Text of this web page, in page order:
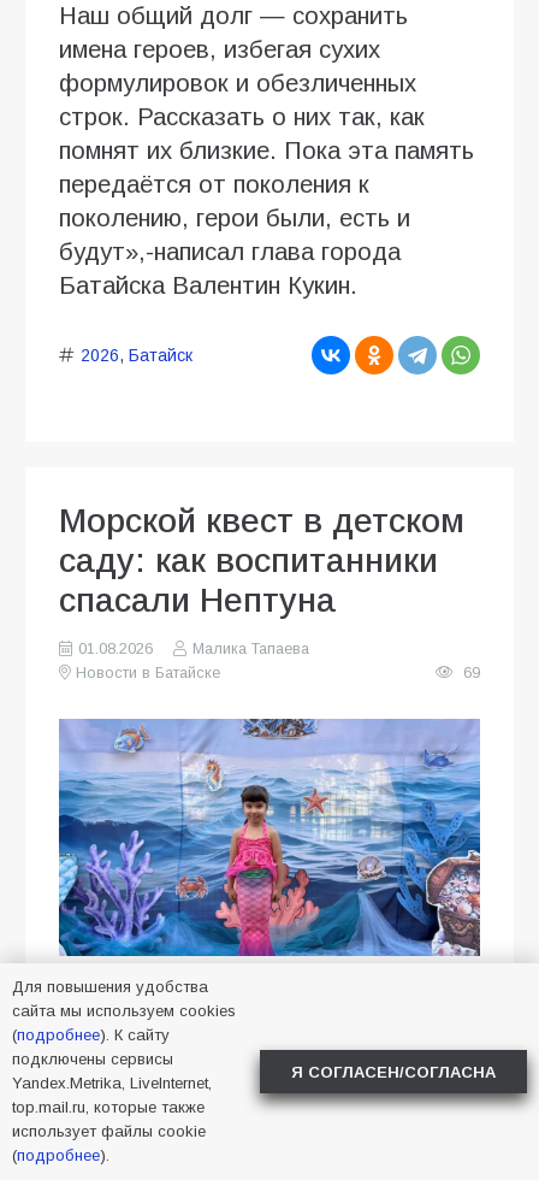
Наш общий долг — сохранить
имена героев, избегая сухих
формулировок и обезличенных
строк. Рассказать о них так, как
помнят их близкие. Пока эта память
передаётся от поколения к
поколению, герои были, есть и
будут»,-написал глава города
Батайска Валентин Кукин.
2026, Батайск
Морской квест в детском
саду: как воспитанники
спасали Нептуна
01.08.2026
Малика Тапаева
Новости в Батайске
69
В детском саду «Созвездие»
(МБДОУ № 35) состоялось
тематическое летнее мероприятие,
посвящённое празднованию Дня
Нептуна. Программа мероприятия
Для повышения удобства
сайта мы используем cookies
(подробнее). К сайту
подключены сервисы
Yandex.Metrika, LiveInternet,
top.mail.ru, которые также
использует файлы cookie
(подробнее).
Я СОГЛАСЕН/СОГЛАСНА